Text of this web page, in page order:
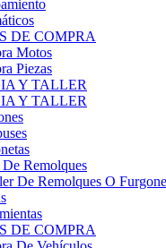
DE COMPRA
Motos
Piezas
Y TALLER
Y TALLER
Remolques
De Remolques O Furgones
DE COMPRA
De Vehículos
De Herramientas